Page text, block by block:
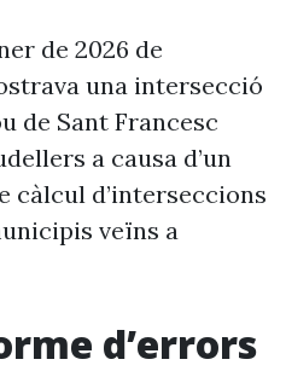
de 2026 de
una intersecció
de Sant Francesc
a causa d’un
càlcul d’interseccions
veïns a
d’errors